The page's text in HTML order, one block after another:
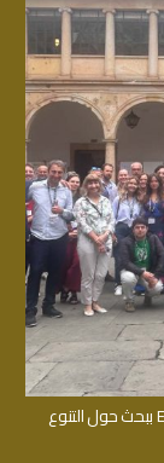
د. إباء فراح تشارك في المؤتمر السنوي الأول لـ EPICROPS ببحث حول التنوع